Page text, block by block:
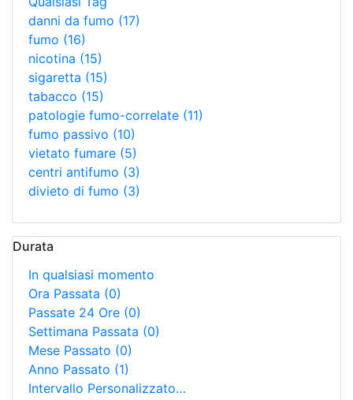
danni da fumo (17)
fumo (16)
nicotina (15)
sigaretta (15)
tabacco (15)
patologie fumo-correlate (11)
fumo passivo (10)
vietato fumare (5)
centri antifumo (3)
divieto di fumo (3)
Durata
In qualsiasi momento
Ora Passata (0)
Passate 24 Ore (0)
Settimana Passata (0)
Mese Passato (0)
Anno Passato (1)
Intervallo Personalizzato…